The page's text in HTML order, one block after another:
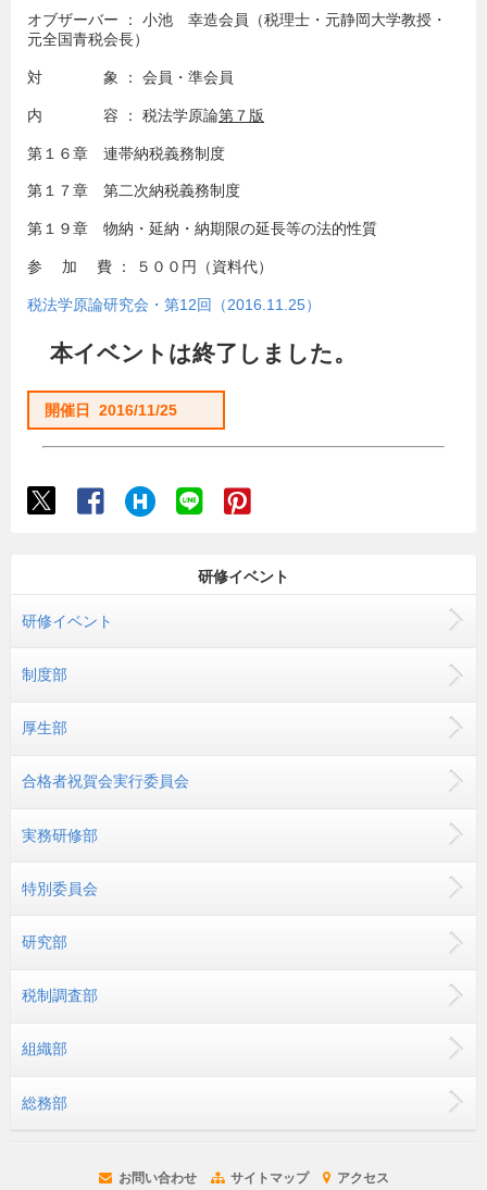
オブザーバー ： 小池 幸造会員（税理士・元静岡大学教授・
元全国青税会長）
対 象 ： 会員・準会員
内 容 ： 税法学原論第７版
第１６章 連帯納税義務制度
第１７章 第二次納税義務制度
第１９章 物納・延納・納期限の延長等の法的性質
参 加 費 ： ５００円（資料代）
税法学原論研究会・第12回（2016.11.25）
本イベントは終了しました。
開催日 2016/11/25
研修イベント
研修イベント
制度部
厚生部
合格者祝賀会実行委員会
実務研修部
特別委員会
研究部
税制調査部
組織部
総務部
お問い合わせ サイトマップ アクセス